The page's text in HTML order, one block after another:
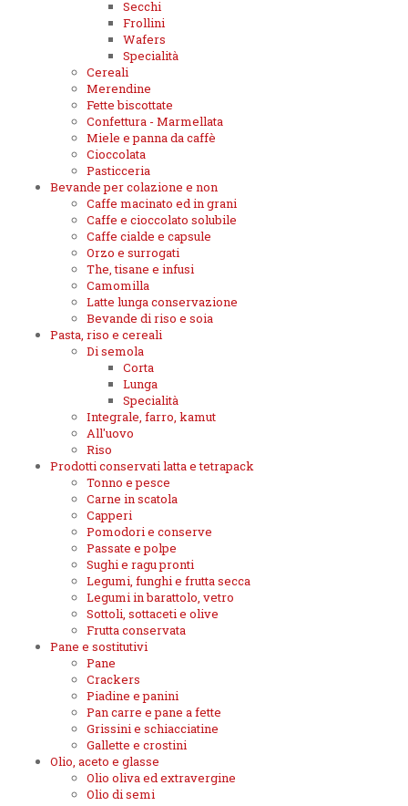
Secchi
Frollini
Wafers
Specialità
Cereali
Merendine
Fette biscottate
Confettura - Marmellata
Miele e panna da caffè
Cioccolata
Pasticceria
Bevande per colazione e non
Caffe macinato ed in grani
Caffe e cioccolato solubile
Caffe cialde e capsule
Orzo e surrogati
The, tisane e infusi
Camomilla
Latte lunga conservazione
Bevande di riso e soia
Pasta, riso e cereali
Di semola
Corta
Lunga
Specialità
Integrale, farro, kamut
All'uovo
Riso
Prodotti conservati latta e tetrapack
Tonno e pesce
Carne in scatola
Capperi
Pomodori e conserve
Passate e polpe
Sughi e ragu pronti
Legumi, funghi e frutta secca
Legumi in barattolo, vetro
Sottoli, sottaceti e olive
Frutta conservata
Pane e sostitutivi
Pane
Crackers
Piadine e panini
Pan carre e pane a fette
Grissini e schiacciatine
Gallette e crostini
Olio, aceto e glasse
Olio oliva ed extravergine
Olio di semi